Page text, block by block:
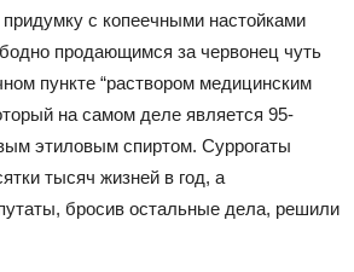
с копеечными настойками
продающимся за червонец чуть
пункте “раствором медицинским
на самом деле является 95-
этиловым спиртом. Суррогаты
тысяч жизней в год, а
бросив остальные дела, решили